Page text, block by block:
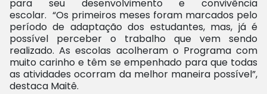
para seu desenvolvimento e convivência
escolar. “Os primeiros meses foram marcados pelo
período de adaptação dos estudantes, mas, já é
possível perceber o trabalho que vem sendo
realizado. As escolas acolheram o Programa com
muito carinho e têm se empenhado para que todas
as atividades ocorram da melhor maneira possível”,
destaca Maitê.